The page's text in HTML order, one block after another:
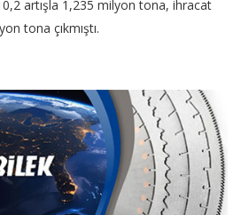
artışla 1,235 milyon tona, ihracat
tona çıkmıştı.